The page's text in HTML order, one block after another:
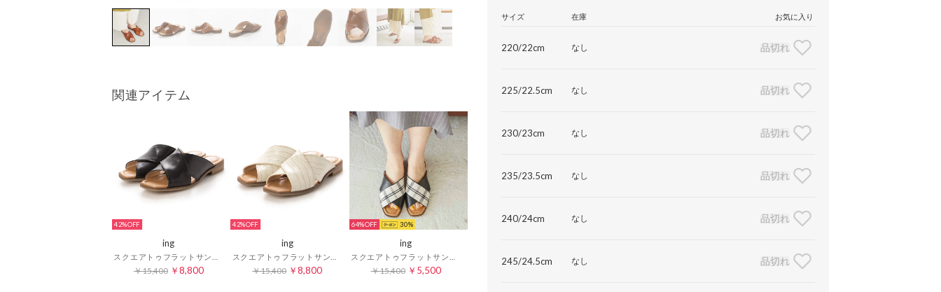
関連アイテム
42%
ing
￥15,400 ￥8,800
42%
ing
￥15,400 ￥8,800
64% 30
ing
￥15,400 ￥5,500
サイズ 在庫 お気に入り
220/22cm なし 品切れ
225/22.5cm なし 品切れ
230/23cm なし 品切れ
235/23.5cm なし 品切れ
240/24cm なし 品切れ
245/24.5cm なし 品切れ